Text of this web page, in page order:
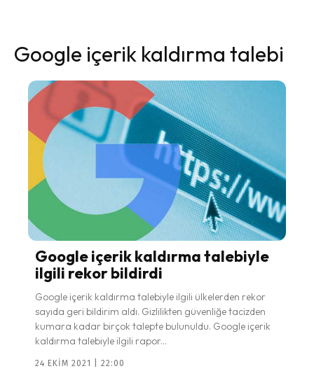
Google içerik kaldırma talebi
Google içerik kaldırma talebiyle
ilgili rekor bildirdi
Google içerik kaldırma talebiyle ilgili ülkelerden rekor
sayıda geri bildirim aldı. Gizlilikten güvenliğe tacizden
kumara kadar birçok talepte bulunuldu. Google içerik
kaldırma talebiyle ilgili rapor...
24 EKIM 2021 | 22:00